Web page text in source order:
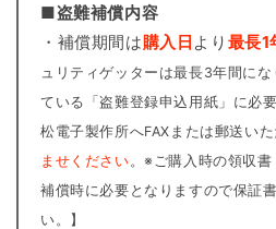
■盗難補償内容
・補償期間は購入日 より 最長1
ュリティゲッターは最長3年間に
ている「盗難登録申込用紙」に必
松電子製作所へFAXまたは郵送い
ませください 。※ご購入時の領収
補償時に必要となりますので保証
い。】